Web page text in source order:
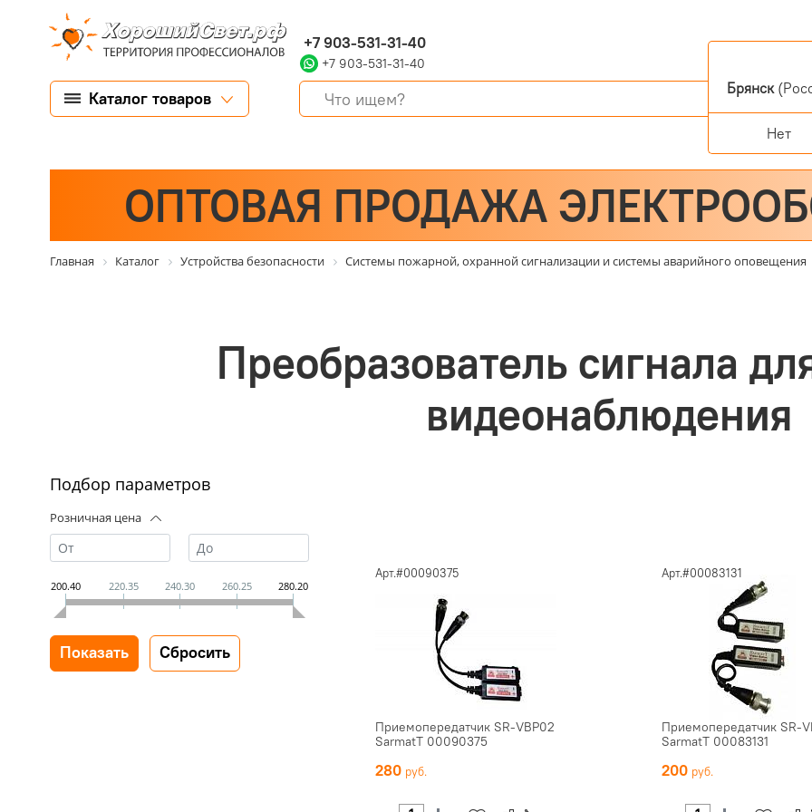
+7 903-531-31-40
+7 903-531-31-40
Каталог товаров
ОПТОВАЯ ПРОДАЖА
Главная Каталог Устройства безопасности Системы пожарной, охранной сигнализации и системы аварийного оповещения
Преобразователь сигнала
видеонаблюдения
Подбор параметров
Розничная цена
200.40 220.35 240.30 260.25 280.20
Арт.#00090375
Приемопередатчик SR-VBP02
SarmatT 00090375
280
Арт.#00083131
Приемопередатчик SR-
SarmatT 00083131
200
Брянск
Нет